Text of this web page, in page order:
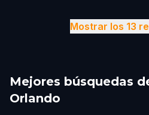
Mostrar los 13
Mejores búsquedas
Orlando